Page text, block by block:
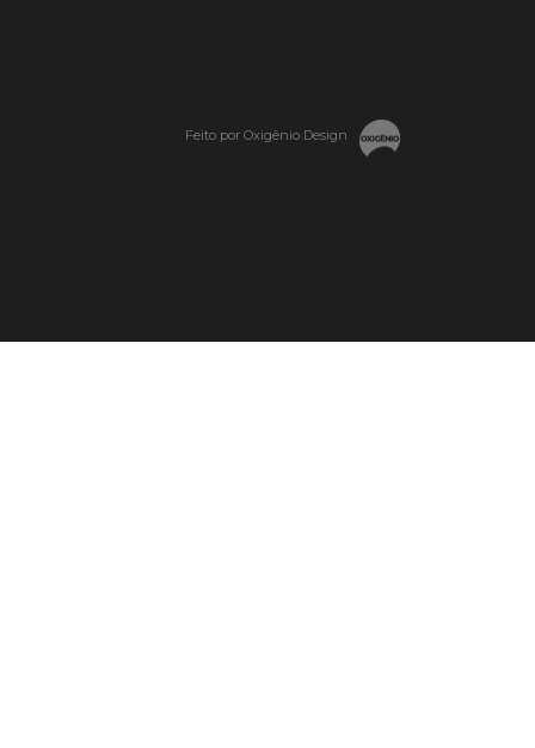
Feito por Oxigênio Design